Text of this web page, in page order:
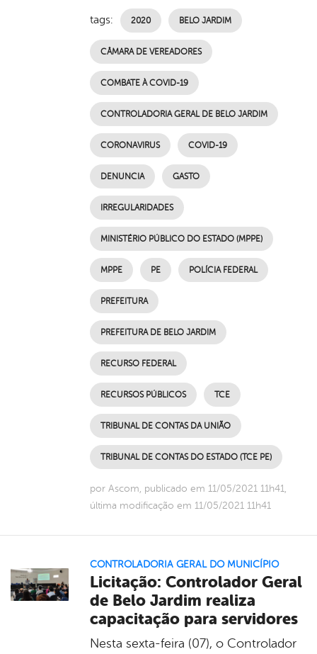
tags: 2020 BELO JARDIM
CÂMARA DE VEREADORES
COMBATE À COVID-19
CONTROLADORIA GERAL DE BELO JARDIM
CORONAVIRUS COVID-19
DENUNCIA GASTO
IRREGULARIDADES
MINISTÉRIO PÚBLICO DO ESTADO (MPPE)
MPPE PE POLÍCIA FEDERAL
PREFEITURA
PREFEITURA DE BELO JARDIM
RECURSO FEDERAL
RECURSOS PÚBLICOS TCE
TRIBUNAL DE CONTAS DA UNIÃO
TRIBUNAL DE CONTAS DO ESTADO (TCE PE)
por Ascom, publicado em 11/05/2021 11h41,
última modificação em 11/05/2021 11h41
CONTROLADORIA GERAL DO MUNICÍPIO
Licitação: Controlador Geral
de Belo Jardim realiza
capacitação para servidores
Nesta sexta-feira (07), o Controlador